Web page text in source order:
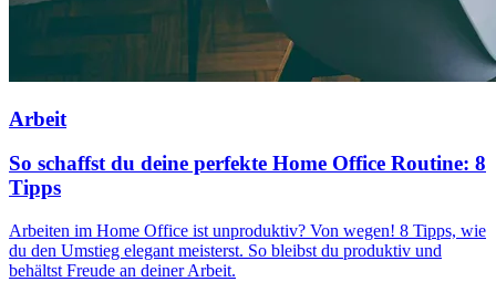
Arbeit
So schaffst du deine perfekte Home Office Routine: 8
Tipps
Arbeiten im Home Office ist unproduktiv? Von wegen! 8 Tipps, wie
du den Umstieg elegant meisterst. So bleibst du produktiv und
behältst Freude an deiner Arbeit.